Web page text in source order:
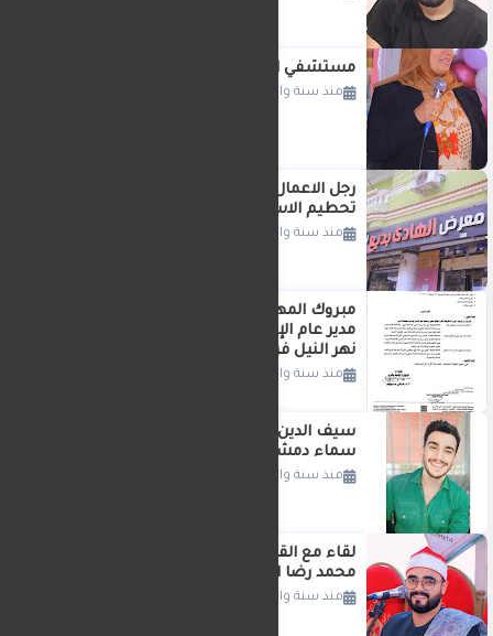
مستشفي السنبلاوين العام تكرم ابتائها
منذ سنة واحدة
رجل الاعمال الحاج الهادي بديع يواصل
تحطيم الاسعار بميت جراح
منذ سنة واحدة
مبروك المهندسه سلوي السعيد سعد
مدير عام الإدارة العامه لتطوير وحماية
نهر النيل فرع دمياط المنصورة
منذ سنة واحدة
سيف الدين محمد نصوح عبدالسلام: من
سماء دمشق تُضيء عالم التكنولوجيا
منذ سنة واحدة
لقاء مع القارئ الموهوب الشاب الشيخ
محمد رضا البدوى
منذ سنة واحدة